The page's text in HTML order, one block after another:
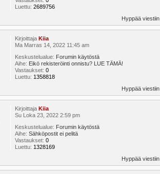
Luettu:2689756
Hyppää viestiin
KirjoittajaKiia
Ma Marras 14, 2022 11:45 am
Keskustelualue: Forumin käytöstä
Aihe: Eikö rekisteröinti onnistu? LUE TÄMÄ!
Vastaukset:0
Luettu: 1358818
Hyppää viestiin
KirjoittajaKiia
Su Loka 23, 2022 2:59 pm
Keskustelualue: Forumin käytöstä
Aihe:Sähköpostit ei pelitä
Vastaukset:0
Luettu: 1328169
Hyppää viestiin